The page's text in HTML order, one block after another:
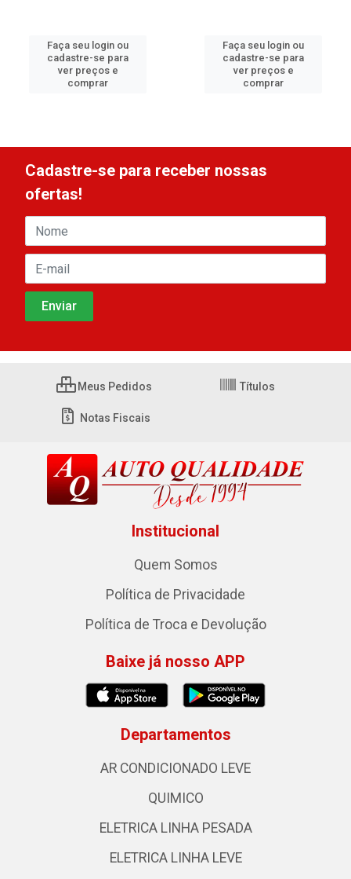
Faça seu login ou
cadastre-se para
ver preços e
comprar
Faça seu login ou
cadastre-se para
ver preços e
comprar
Cadastre-se para receber nossas
ofertas!
Meus Pedidos Títulos
Notas Fiscais
Institucional
Quem Somos
Política de Privacidade
Política de Troca e Devolução
Baixe já nosso APP
Departamentos
AR CONDICIONADO LEVE
QUIMICO
ELETRICA LINHA PESADA
ELETRICA LINHA LEVE